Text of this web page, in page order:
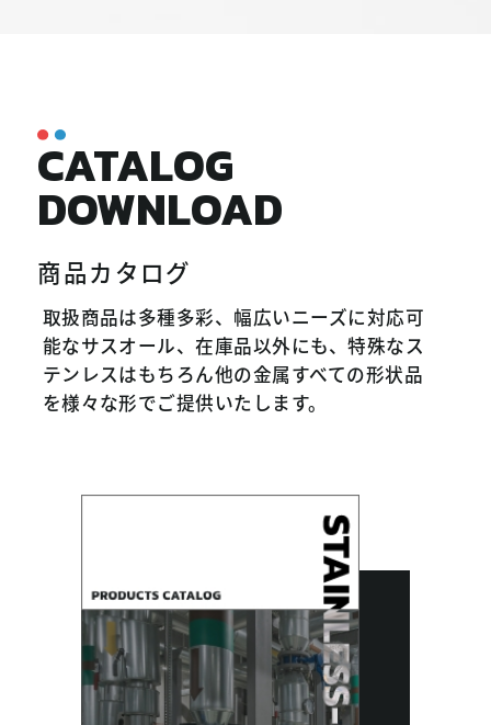
CATALOG
DOWNLOAD
商品カタログ
取扱商品は多種多彩、幅広いニーズに対応可
能なサスオール、在庫品以外にも、特殊なス
テンレスはもちろん他の金属すべての形状品
を様々な形でご提供いたします。